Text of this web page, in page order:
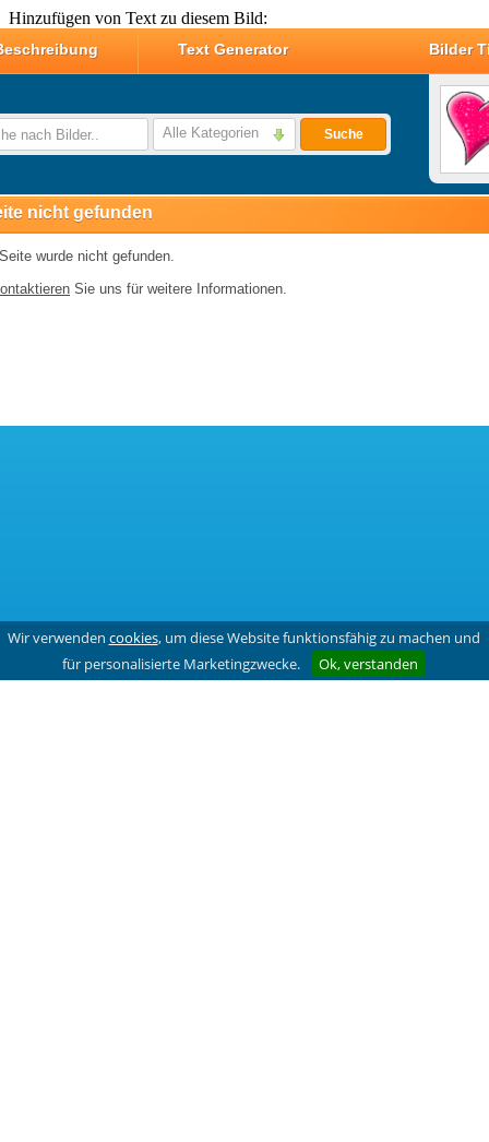
Hinzufügen von Text zu diesem Bild: